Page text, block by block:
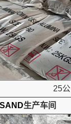
25公
生产车间